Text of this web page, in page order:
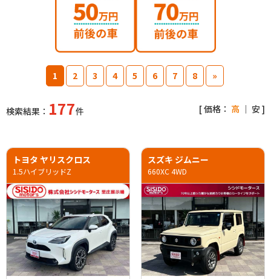
1 2 3 4 5 6 7 8 »
検索結果： 177件 [ 価格： 高 ｜ 安]
トヨタ ヤリスクロス
1.5ハイブリッドZ
スズキ ジムニー
660XC 4WD